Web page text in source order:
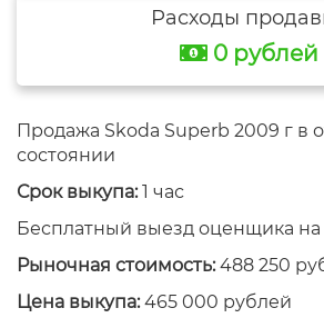
Расходы
0 рублей
Продажа Skoda Superb 2009 г в
состоянии
Срок выкупа:1 час
Бесплатный выезд оценщика на
Рыночная стоимость:488 250
Цена выкупа:465 000 рублей